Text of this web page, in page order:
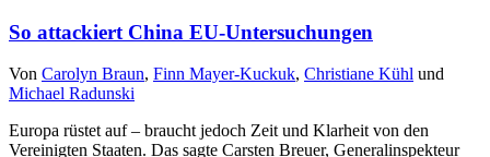
So attackiert China EU-Untersuchungen
Von Carolyn Braun, Finn Mayer-Kuckuk, Christiane Kühl und
Michael Radunski
Europa rüstet auf – braucht jedoch Zeit und Klarheit von den
Vereinigten Staaten. Das sagte Carsten Breuer, Generalinspekteur